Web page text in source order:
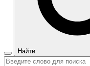
Найти